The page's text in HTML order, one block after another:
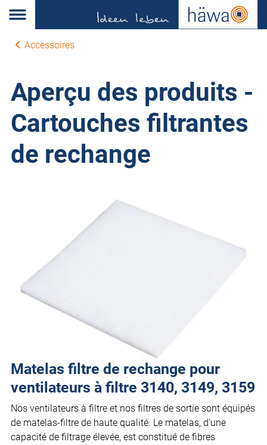
Accessoires
Aperçu des produits -
Cartouches filtrantes
de rechange
Matelas filtre de rechange pour
ventilateurs à filtre 3140, 3149, 3159
Nos ventilateurs à filtre et nos filtres de sortie sont équipés
de matelas-filtre de haute qualité. Le matelas, d'une
capacité de filtrage élevée, est constitué de fibres